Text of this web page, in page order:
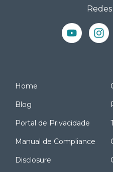
Redes
Home
Blog
Portal de Privacidade
Manual de Compliance
Disclosure